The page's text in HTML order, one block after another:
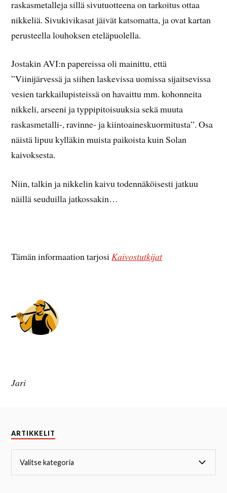
raskasmetalleja sillä sivutuotteena on tarkoitus ottaa
nikkeliä. Sivukivikasat jäivät katsomatta, ja ovat kartan
perusteella louhoksen eteläpuolella.
Jostakin AVI:n papereissa oli mainittu, että
”Viinijärvessä ja siihen laskevissa uomissa sijaitsevissa
vesien tarkkailupisteissä on havaittu mm. kohonneita
nikkeli, arseeni ja typpipitoisuuksia sekä muuta
raskasmetalli-, ravinne- ja kiintoaineskuormitusta”. Osa
näistä lipuu kylläkin muista paikoista kuin Solan
kaivoksesta.
Niin, talkin ja nikkelin kaivu todennäköisesti jatkuu
näillä seuduilla jatkossakin…
Tämän informaation tarjosi Kaivostutkijat
Jari
ARTIKKELIT